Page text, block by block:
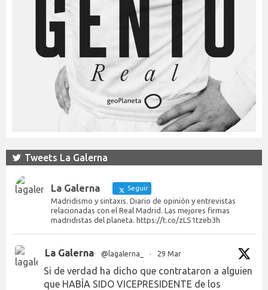
Tweets La Galerna
La Galerna Seguir
Madridismo y sintaxis. Diario de opinión y entrevistas
relacionadas con el Real Madrid. Las mejores firmas
madridistas del planeta. https://t.co/zLS1tzeb3h
La Galerna @lagalerna_ · 29 Mar
Si de verdad ha dicho que contrataron a alguien
que HABÍA SIDO VICEPRESIDENTE de los